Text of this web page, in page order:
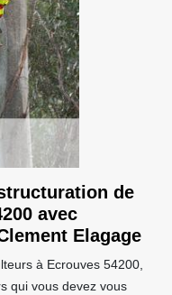
de
avec
Elagage
à Ecrouves 54200,
qui vous devez vous